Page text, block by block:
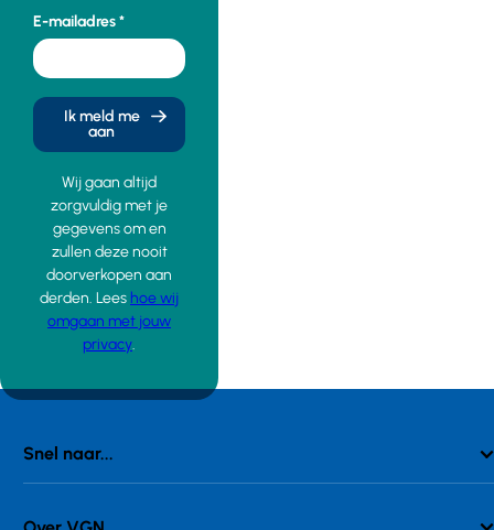
E-mailadres
Ik meld me
aan
Wij gaan altijd
zorgvuldig met je
gegevens om en
zullen deze nooit
doorverkopen aan
derden. Lees hoe wij
omgaan met jouw
privacy.
Snel naar...